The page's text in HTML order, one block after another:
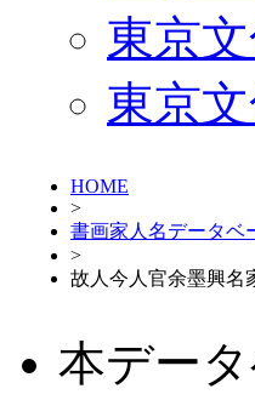
東京
東京
HOME
>
書画家人名データベ
>
故人今人官余墨興名
本デー